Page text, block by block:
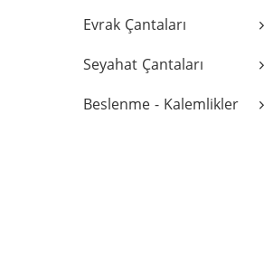
Evrak Çantaları
Seyahat Çantaları
Beslenme - Kalemlikler